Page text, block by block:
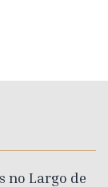
no Largo de